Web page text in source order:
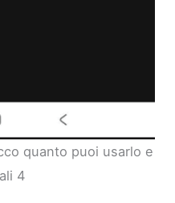
quanto puoi usarlo e
4